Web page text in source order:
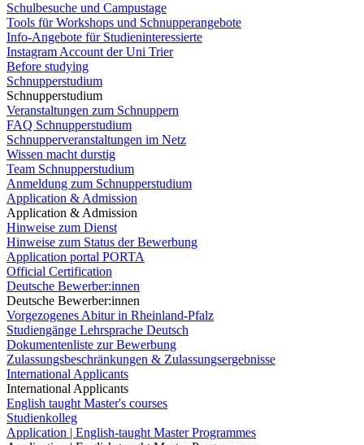
Schulbesuche und Campustage
Tools für Workshops und Schnupperangebote
Info-Angebote für Studieninteressierte
Instagram Account der Uni Trier
Before studying
Schnupperstudium
Schnupperstudium
Veranstaltungen zum Schnuppern
FAQ Schnupperstudium
Schnupperveranstaltungen im Netz
Wissen macht durstig
Team Schnupperstudium
Anmeldung zum Schnupperstudium
Application & Admission
Application & Admission
Hinweise zum Dienst
Hinweise zum Status der Bewerbung
Application portal PORTA
Official Certification
Deutsche Bewerber:innen
Deutsche Bewerber:innen
Vorgezogenes Abitur in Rheinland-Pfalz
Studiengänge Lehrsprache Deutsch
Dokumentenliste zur Bewerbung
Zulassungsbeschränkungen & Zulassungsergebnisse
International Applicants
International Applicants
English taught Master's courses
Studienkolleg
Application | English-taught Master Programmes